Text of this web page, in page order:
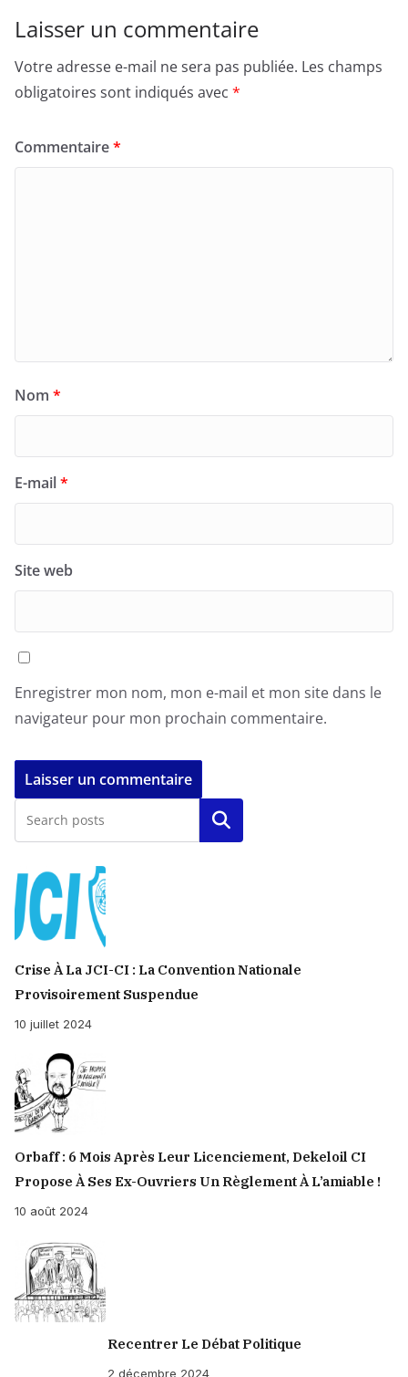
Laisser un commentaire
Votre adresse e-mail ne sera pas publiée. Les champs
obligatoires sont indiqués avec *
Commentaire*
Nom *
E-mail*
Site web
Enregistrer mon nom, mon e-mail et mon site dans le
navigateur pour mon prochain commentaire.
Rechercher
Crise À La JCI-CI : La Convention Nationale
Provisoirement Suspendue
10 juillet 2024
Orbaff : 6 Mois Après Leur Licenciement, Dekeloil CI
Propose À Ses Ex-Ouvriers Un Règlement À L’amiable !
10 août 2024
Recentrer Le Débat Politique
2 décembre 2024